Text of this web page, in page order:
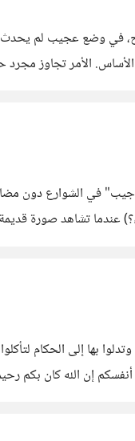
في وضع عجيب لم
مدينة ساحلية كالإسكندرية منذ تسع سنوات كاملة، ومع ذلك لا
جيب" في الشوارع دون
خلف الستار. 1. خدعة الكادر الضيق
بها إلى الحكام